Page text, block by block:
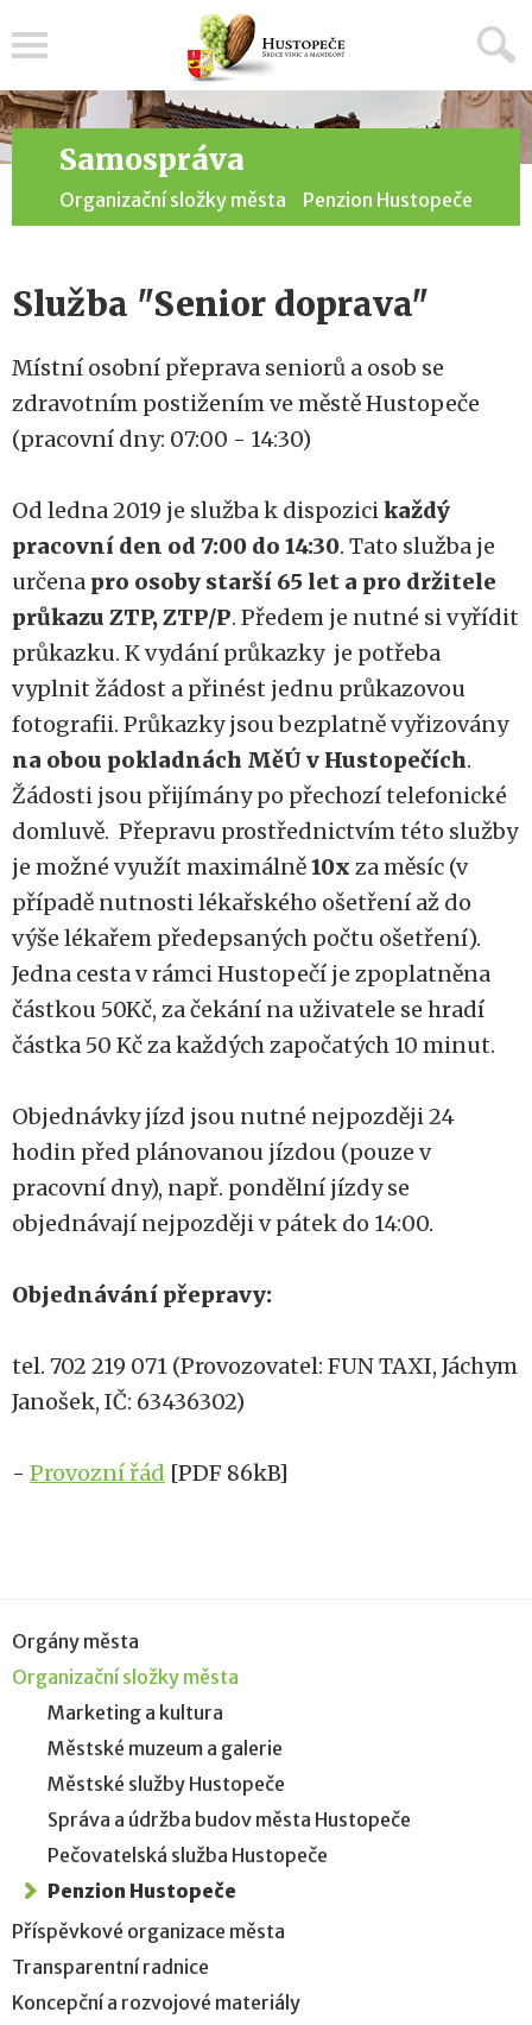
Samospráva
Organizační složky města Penzion Hustopeče
Služba "Senior doprava"
Místní osobní přeprava seniorů a osob se
zdravotním postižením ve městě Hustopeče
(pracovní dny: 07:00 - 14:30)
Od ledna 2019 je služba k dispozicikaždý
pracovní den od 7:00 do 14:30. Tato služba je
určena pro osoby starší 65 let a pro držitele
průkazu ZTP, ZTP/P. Předem je nutné si vyřídit
průkazku. K vydání průkazky je potřeba
vyplnit žádost a přinést jednu průkazovou
fotografii. Průkazky jsou bezplatně vyřizovány
na obou pokladnách MěÚ v Hustopečích.
Žádosti jsou přijímány po přechozí telefonické
domluvě. Přepravu prostřednictvím této služby
je možné využít maximálně10x za měsíc (v
případě nutnosti lékařského ošetření až do
výše lékařem předepsaných počtu ošetření).
Jedna cesta v rámci Hustopečí je zpoplatněna
částkou 50Kč, za čekání na uživatele se hradí
částka 50 Kč za každých započatých 10 minut.
Objednávky jízd jsou nutné nejpozději 24
hodin před plánovanou jízdou (pouze v
pracovní dny), např. pondělní jízdy se
objednávají nejpozději v pátek do 14:00.
Objednávání přepravy:
tel. 702 219 071 (Provozovatel: FUN TAXI, Jáchym
Janošek, IČ: 63436302)
- Provozní řád [PDF 86kB]
Orgány města
Organizační složky města
Marketing a kultura
Městské muzeum a galerie
Městské služby Hustopeče
Správa a údržba budov města Hustopeče
Pečovatelská služba Hustopeče
Penzion Hustopeče
Příspěvkové organizace města
Transparentní radnice
Koncepční a rozvojové materiály